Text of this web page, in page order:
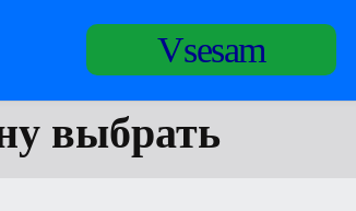
Vsesam
выбрать